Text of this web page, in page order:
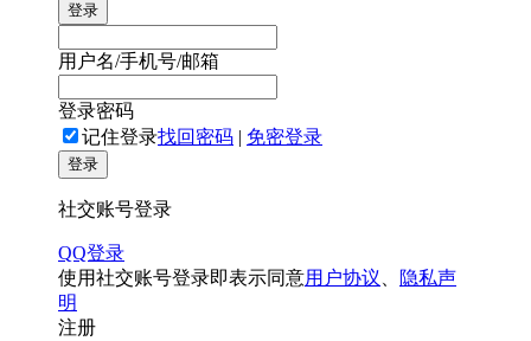
登录
用户名/手机号/邮箱
登录密码
记住登录找回密码 | 免密登录
登录
社交账号登录
QQ登录
使用社交账号登录即表示同意用户协议
隐私声
明
注册